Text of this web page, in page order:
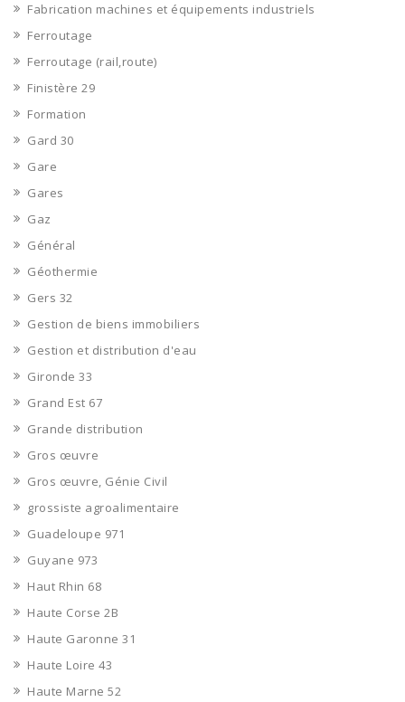
Fabrication machines et équipements industriels
Ferroutage
Ferroutage (rail,route)
Finistère 29
Formation
Gard 30
Gare
Gares
Gaz
Général
Géothermie
Gers 32
Gestion de biens immobiliers
Gestion et distribution d'eau
Gironde 33
Grand Est 67
Grande distribution
Gros œuvre
Gros œuvre, Génie Civil
grossiste agroalimentaire
Guadeloupe 971
Guyane 973
Haut Rhin 68
Haute Corse 2B
Haute Garonne 31
Haute Loire 43
Haute Marne 52